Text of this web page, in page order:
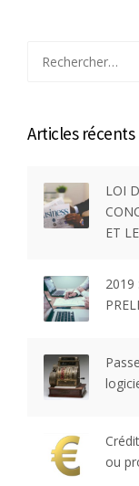
Articles récents
LOI
ET
2019
ou